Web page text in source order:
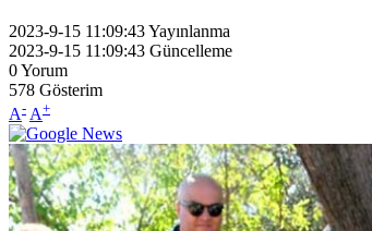
2023-9-15 11:09:43Yayınlanma
2023-9-15 11:09:43 Güncelleme
0Yorum
578 Gösterim
A- A+